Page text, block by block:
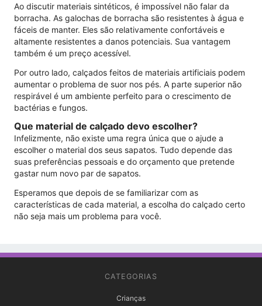
Ao discutir materiais sintéticos, é impossível não falar da
borracha. As galochas de borracha são resistentes à água e
fáceis de manter. Eles são relativamente confortáveis ​​e
altamente resistentes a danos potenciais. Sua vantagem
também é um preço acessível.
Por outro lado, calçados feitos de materiais artificiais podem
aumentar o problema de suor nos pés. A parte superior não
respirável é um ambiente perfeito para o crescimento de
bactérias e fungos.
Que material de calçado devo escolher?
Infelizmente, não existe uma regra única que o ajude a
escolher o material dos seus sapatos. Tudo depende das
suas preferências pessoais e do orçamento que pretende
gastar num novo par de sapatos.
Esperamos que depois de se familiarizar com as
características de cada material, a escolha do calçado certo
não seja mais um problema para você.
CATEGORIAS
Crianças